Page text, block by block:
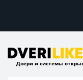
Двери и системы